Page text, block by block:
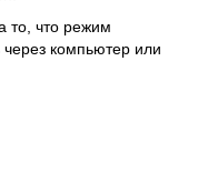
то, что режим
компьютер или